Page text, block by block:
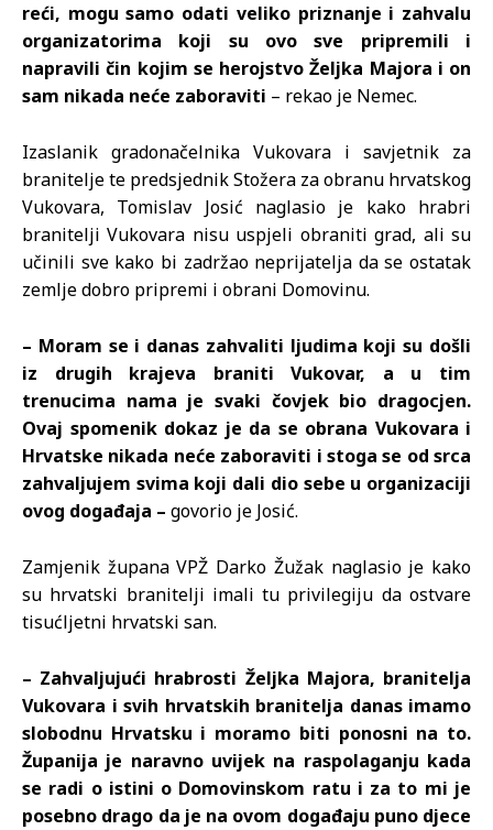
reći, mogu samo odati veliko priznanje i zahvalu
organizatorima koji su ovo sve pripremili i
napravili čin kojim se herojstvo Željka Majora i on
sam nikada neće zaboraviti – rekao je Nemec.
Izaslanik gradonačelnika Vukovara i savjetnik za
branitelje te predsjednik Stožera za obranu hrvatskog
Vukovara, Tomislav Josić naglasio je kako hrabri
branitelji Vukovara nisu uspjeli obraniti grad, ali su
učinili sve kako bi zadržao neprijatelja da se ostatak
zemlje dobro pripremi i obrani Domovinu.
– Moram se i danas zahvaliti ljudima koji su došli
iz drugih krajeva braniti Vukovar, a u tim
trenucima nama je svaki čovjek bio dragocjen.
Ovaj spomenik dokaz je da se obrana Vukovara i
Hrvatske nikada neće zaboraviti i stoga se od srca
zahvaljujem svima koji dali dio sebe u organizaciji
ovog događaja – govorio je Josić.
Zamjenik župana VPŽ Darko Žužak naglasio je kako
su hrvatski branitelji imali tu privilegiju da ostvare
tisućljetni hrvatski san.
– Zahvaljujući hrabrosti Željka Majora, branitelja
Vukovara i svih hrvatskih branitelja danas imamo
slobodnu Hrvatsku i moramo biti ponosni na to.
Županija je naravno uvijek na raspolaganju kada
se radi o istini o Domovinskom ratu i za to mi je
posebno drago da je na ovom događaju puno djece